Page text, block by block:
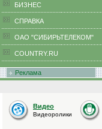
БИЗНЕС
CПРАВКА
ОАО "СИБИРЬТЕЛЕКОМ"
COUNTRY.RU
Реклама
Видео
Видеоролики